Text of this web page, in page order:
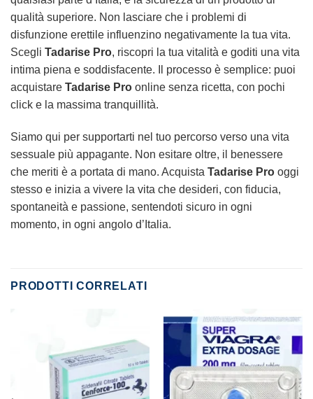
qualità superiore. Non lasciare che i problemi di
disfunzione erettile influenzino negativamente la tua vita.
Scegli Tadarise Pro, riscopri la tua vitalità e goditi una vita
intima piena e soddisfacente. Il processo è semplice: puoi
acquistare Tadarise Pro online senza ricetta, con pochi
click e la massima tranquillità.
Siamo qui per supportarti nel tuo percorso verso una vita
sessuale più appagante. Non esitare oltre, il benessere
che meriti è a portata di mano. Acquista Tadarise Pro oggi
stesso e inizia a vivere la vita che desideri, con fiducia,
spontaneità e passione, sentendoti sicuro in ogni
momento, in ogni angolo d’Italia.
PRODOTTI CORRELATI